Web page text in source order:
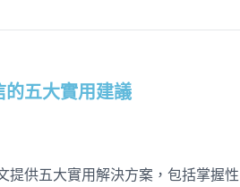
的五大實用建議
提供五大實用解決方案，包括掌握性